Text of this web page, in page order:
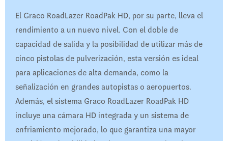
El Graco RoadLazer RoadPak HD, por su parte, lleva el
rendimiento a un nuevo nivel. Con el doble de
capacidad de salida y la posibilidad de utilizar más de
cinco pistolas de pulverización, esta versión es ideal
para aplicaciones de alta demanda, como la
señalización en grandes autopistas o aeropuertos.
Además, el sistema Graco RoadLazer RoadPak HD
incluye una cámara HD integrada y un sistema de
enfriamiento mejorado, lo que garantiza una mayor